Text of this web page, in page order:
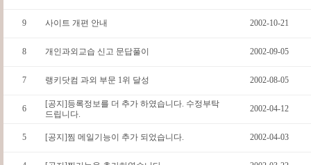
9 사이트 개편 안내 2002-10-21
8 개인과외교습 신고 문답풀이 2002-09-05
7 랭키닷컴 과외 부문 1위 달성 2002-08-05
6
[공지]등록정보를 더 추가 하였습니다. 수정부탁
드립니다.
2002-04-12
5 [공지]찜 메일기능이 추가 되었습니다. 2002-04-03